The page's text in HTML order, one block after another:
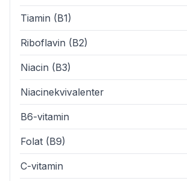
Tiamin (B1)
Riboflavin (B2)
Niacin (B3)
Niacinekvivalenter
B6-vitamin
Folat (B9)
C-vitamin